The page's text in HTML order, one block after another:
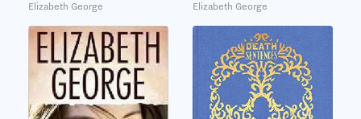
Elizabeth George Elizabeth George